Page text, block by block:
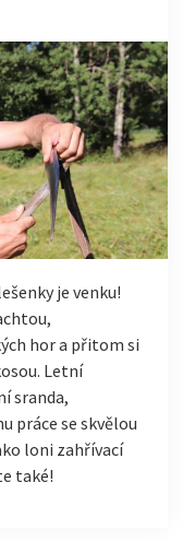
je venku!
hor a přitom si
Letní
sranda,
práce se skvělou
loni zahřívací
také!